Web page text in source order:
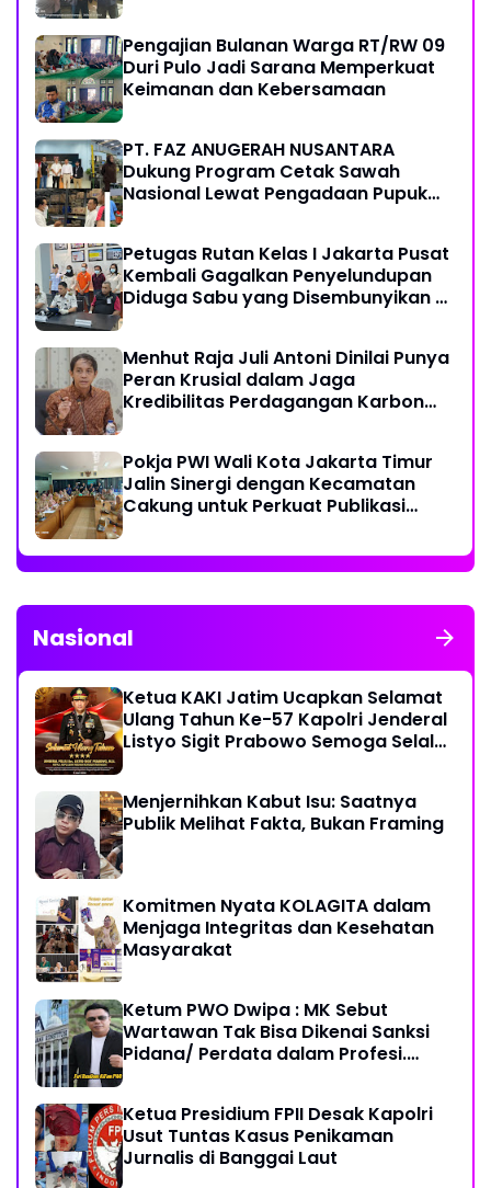
Pengajian Bulanan Warga RT/RW 09
Duri Pulo Jadi Sarana Memperkuat
Keimanan dan Kebersamaan
PT. FAZ ANUGERAH NUSANTARA
Dukung Program Cetak Sawah
Nasional Lewat Pengadaan Pupuk
Petugas Rutan Kelas I Jakarta Pusat
Kembali Gagalkan Penyelundupan
Diduga Sabu yang Disembunyikan di
Menhut Raja Juli Antoni Dinilai Punya
Peran Krusial dalam Jaga
Kredibilitas Perdagangan Karbon
Pokja PWI Wali Kota Jakarta Timur
Jalin Sinergi dengan Kecamatan
Cakung untuk Perkuat Publikasi
Nasional
Ketua KAKI Jatim Ucapkan Selamat
Ulang Tahun Ke-57 Kapolri Jenderal
Listyo Sigit Prabowo Semoga Selalu
Menjernihkan Kabut Isu: Saatnya
Publik Melihat Fakta, Bukan Framing
Komitmen Nyata KOLAGITA dalam
Menjaga Integritas dan Kesehatan
Masyarakat
Ketum PWO Dwipa : MK Sebut
Wartawan Tak Bisa Dikenai Sanksi
Pidana/ Perdata dalam Profesi.
Ketua Presidium FPII Desak Kapolri
Usut Tuntas Kasus Penikaman
Jurnalis di Banggai Laut